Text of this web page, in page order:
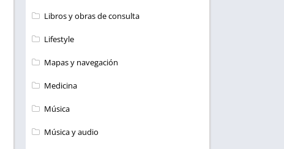
Libros y obras de consulta
Lifestyle
Mapas y navegación
Medicina
Música
Música y audio